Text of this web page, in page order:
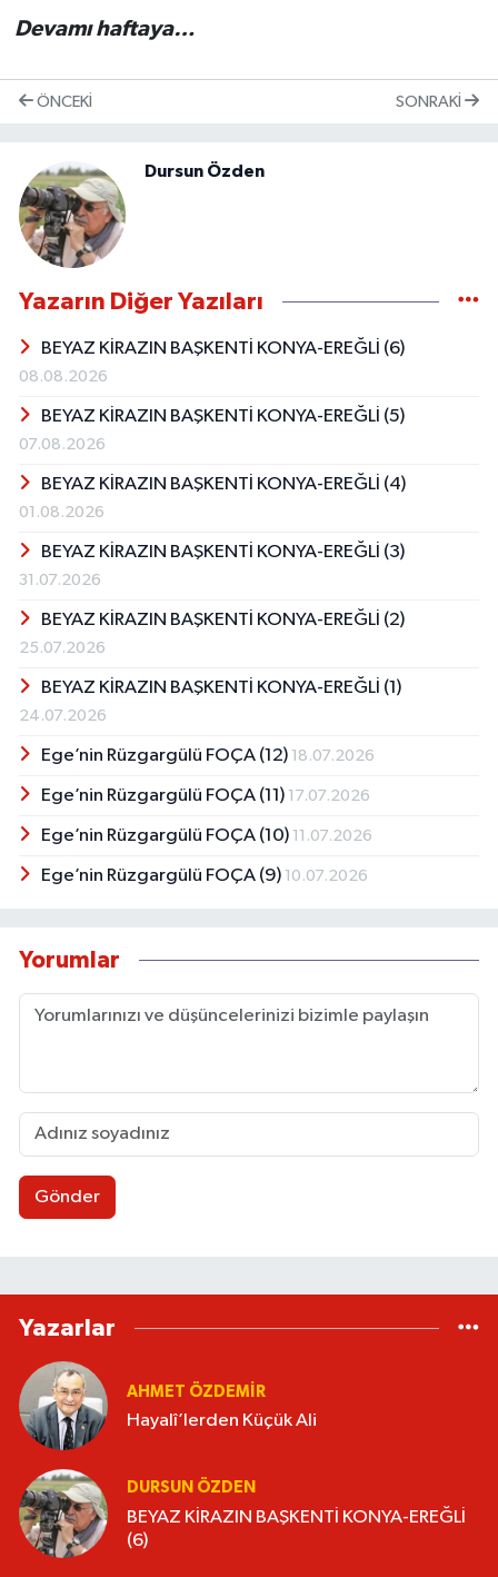
Devamı haftaya…
ÖNCEKI SONRAKI
Dursun Özden
Yazarın Diğer Yazıları
BEYAZ KİRAZIN BAŞKENTİ KONYA-EREĞLİ (6)
08.08.2026
BEYAZ KİRAZIN BAŞKENTİ KONYA-EREĞLİ (5)
07.08.2026
BEYAZ KİRAZIN BAŞKENTİ KONYA-EREĞLİ (4)
01.08.2026
BEYAZ KİRAZIN BAŞKENTİ KONYA-EREĞLİ (3)
31.07.2026
BEYAZ KİRAZIN BAŞKENTİ KONYA-EREĞLİ (2)
25.07.2026
BEYAZ KİRAZIN BAŞKENTİ KONYA-EREĞLİ (1)
24.07.2026
Ege’nin Rüzgargülü FOÇA (12) 18.07.2026
Ege’nin Rüzgargülü FOÇA (11) 17.07.2026
Ege’nin Rüzgargülü FOÇA (10) 11.07.2026
Ege’nin Rüzgargülü FOÇA (9) 10.07.2026
Yorumlar
Gönder
Yazarlar
AHMET ÖZDEMIR
Hayalî’lerden Küçük Ali
DURSUN ÖZDEN
BEYAZ KİRAZIN BAŞKENTİ KONYA-EREĞLİ
(6)